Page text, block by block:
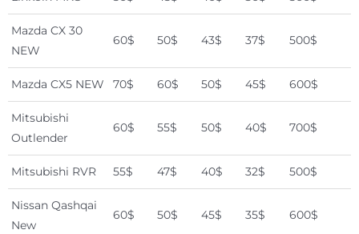
Mazda CX 30
NEW
60$ 50$ 43$ 37$ 500$
Mazda CX5 NEW 70$ 60$ 50$ 45$ 600$
Mitsubishi
Outlender
60$ 55$ 50$ 40$ 700$
Mitsubishi RVR 55$ 47$ 40$ 32$ 500$
Nissan Qashqai
New
60$ 50$ 45$ 35$ 600$